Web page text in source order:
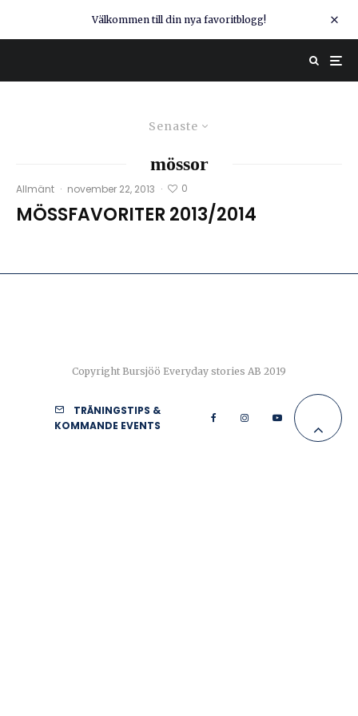
Välkommen till din nya favoritblogg!
Senaste
mössor
Allmänt · november 22, 2013 · 0
MÖSSFAVORITER 2013/2014
Copyright Bursjöö Everyday stories AB 2019
TRÄNINGSTIPS &
KOMMANDE EVENTS